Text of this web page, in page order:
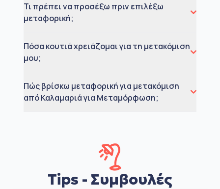
Τι πρέπει να προσέξω πριν επιλέξω
μεταφορική;
Πόσα κουτιά χρειάζομαι για τη μετακόμιση
μου;
Πώς βρίσκω μεταφορική για μετακόμιση
από Καλαμαριά για Μεταμόρφωση;
Tips - Συμβουλές